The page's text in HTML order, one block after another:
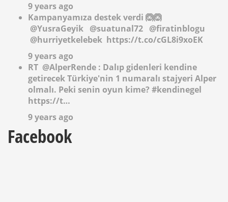
9 years ago
Kampanyamıza destek verdi 🙆🙆
@YusraGeyik @suatunal72 @firatinblogu
@hurriyetkelebek https://t.co/cGL8i9xoEK
9 years ago
RT @AlperRende : Dalıp gidenleri kendine
getirecek Türkiye'nin 1 numaralı stajyeri Alper
olmalı. Peki senin oyun kime? #kendinegel
https://t…
9 years ago
Facebook